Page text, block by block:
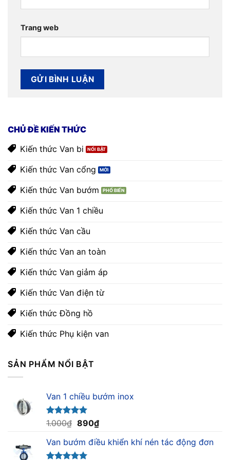
Trang web
CHỦ ĐỀ KIẾN THỨC
Kiến thức Van bi
Kiến thức Van cổng
Kiến thức Van bướm
Kiến thức Van 1 chiều
Kiến thức Van cầu
Kiến thức Van an toàn
Kiến thức Van giảm áp
Kiến thức Van điện từ
Kiến thức Đồng hồ
Kiến thức Phụ kiện van
SẢN PHẨM NỔI BẬT
Van 1 chiều bướm inox
Được xếp
5.00
5 sao
1.000₫ Giá
là:
1.000₫.
890₫Giá
tại
Van bướm điều khiển khí nén tác động đơn